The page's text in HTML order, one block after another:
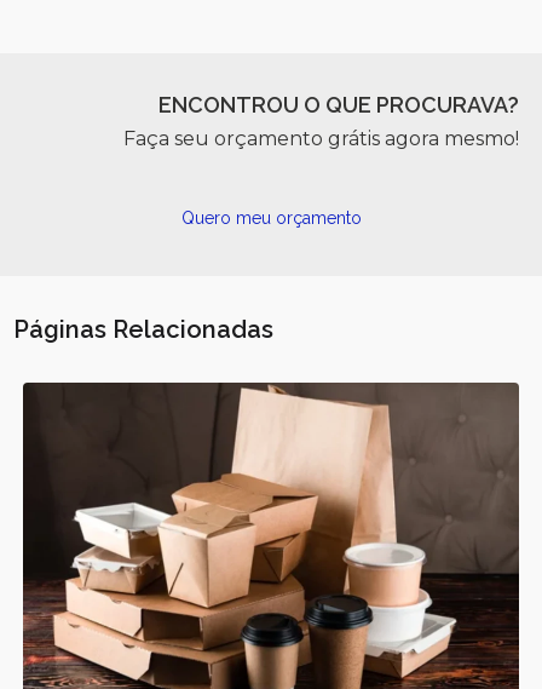
ENCONTROU O QUE PROCURAVA?
Faça seu orçamento grátis agora mesmo!
Quero meu orçamento
Páginas Relacionadas